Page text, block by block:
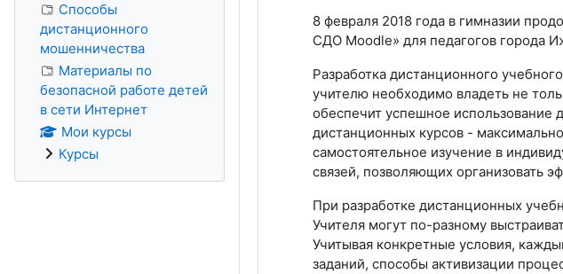
8 февраля 2018 года в гимназии
СДО Moodle» для педагогов города
Разработка дистанционного
учителю необходимо владеть не
обеспечит успешное использование
дистанционных курсов -
самостоятельное изучение в
связей, позволяющих организовать
При разработке дистанционных
Учителя могут по-разному
Учитывая конкретные условия,
заданий, способы активизации
Способы
дистанционного
мошенничества
Материалы по
безопасной работе детей
в сети Интернет
Мои курсы
Курсы